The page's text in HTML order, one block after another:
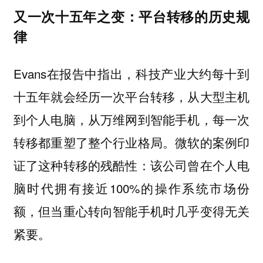
又一次十五年之变：平台转移的历史规
律
Evans在报告中指出，科技产业大约每十到
十五年就会经历一次平台转移，从大型主机
到个人电脑，从万维网到智能手机，每一次
转移都重塑了整个行业格局。微软的案例印
证了这种转移的残酷性：该公司曾在个人电
脑时代拥有接近100%的操作系统市场份
额，但当重心转向智能手机时几乎变得无关
紧要。